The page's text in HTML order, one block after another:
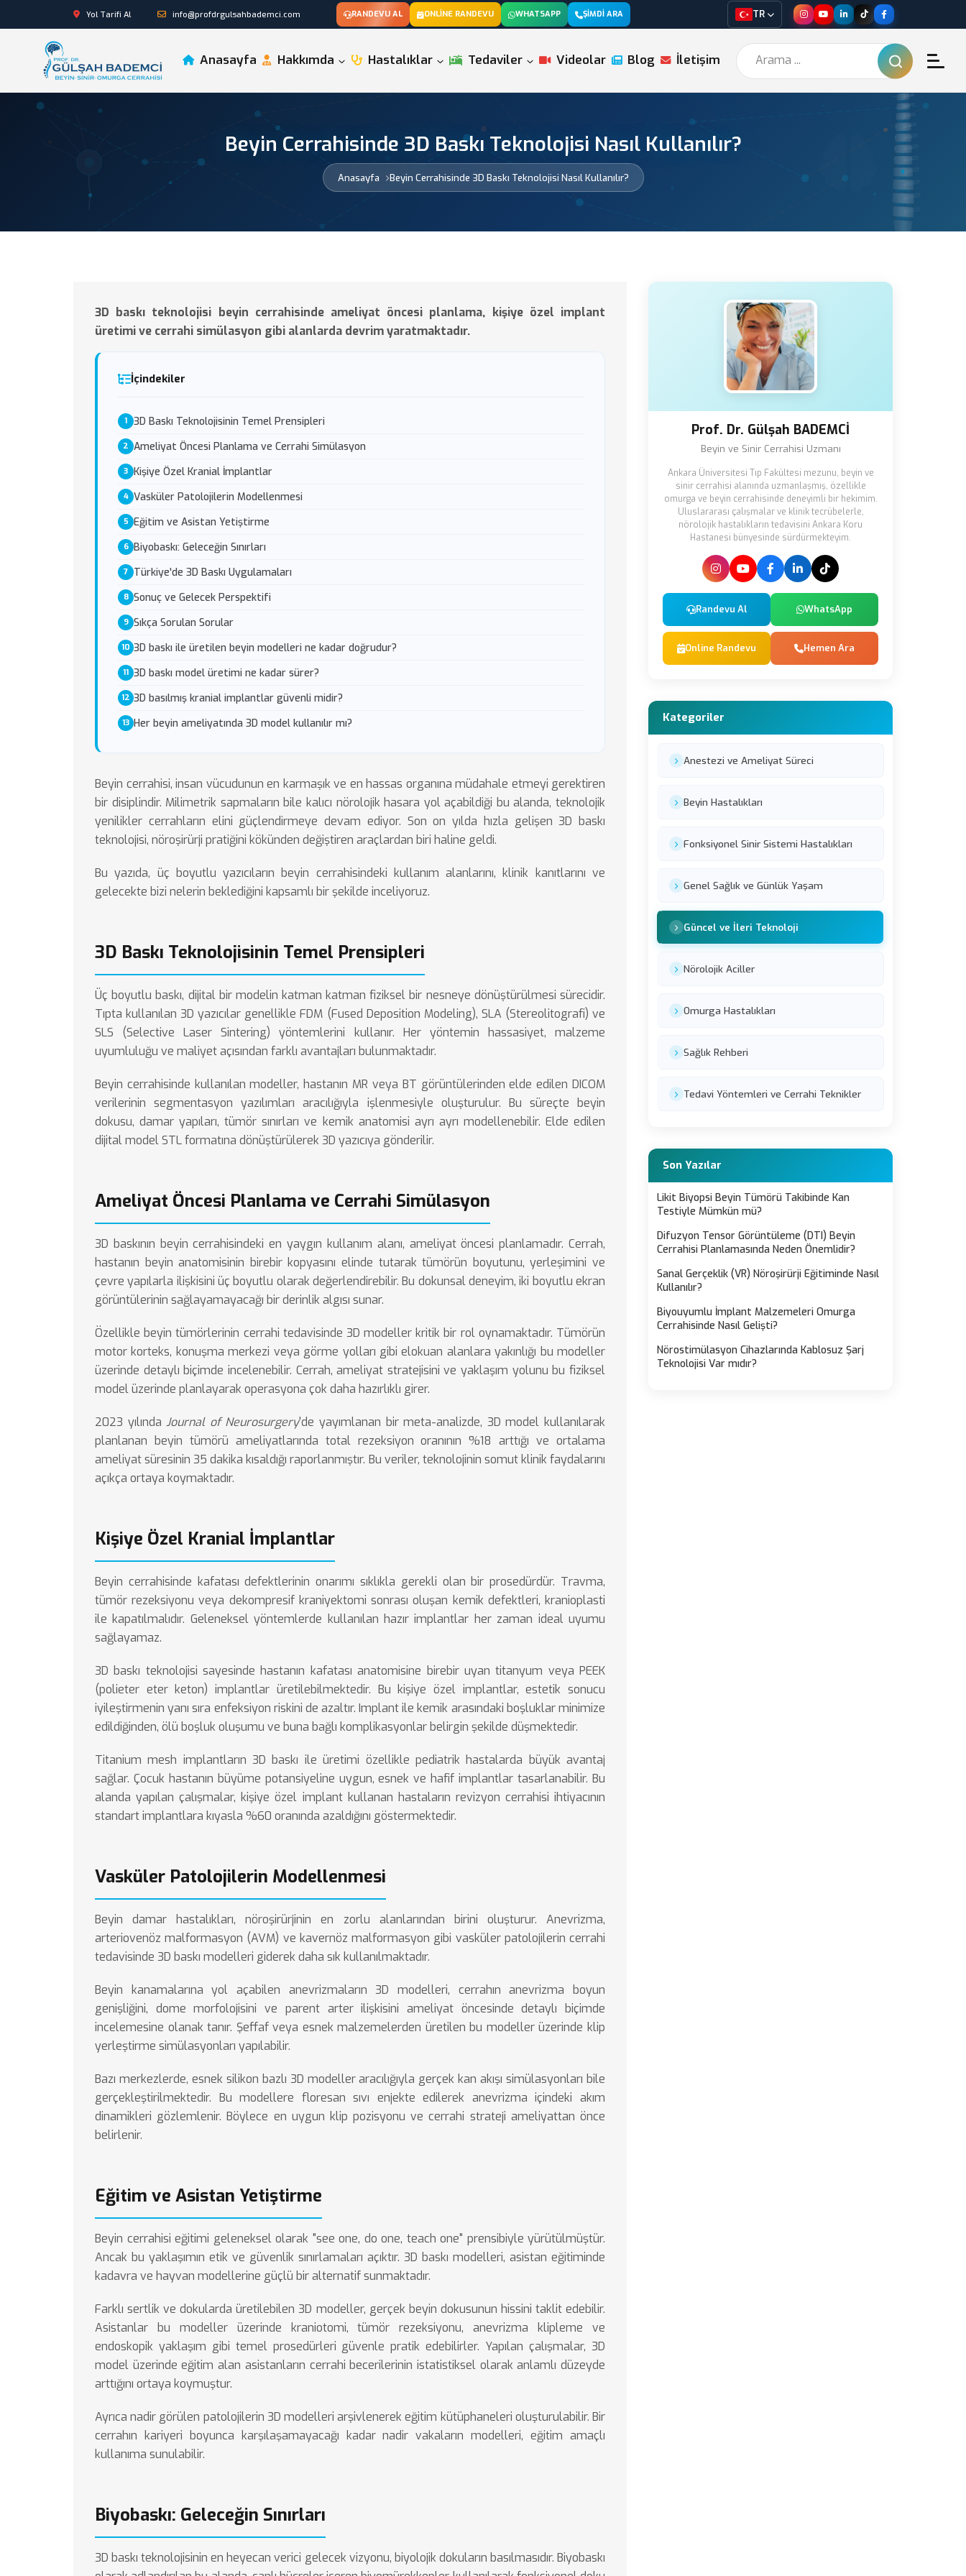
Yol Tarifi Al info@profdrgulsahbademci.com RANDEVU AL ONLINE RANDEVU WHATSAPP ŞIMDI ARA TR
Anasayfa Hakkımda Hastalıklar Tedaviler Videolar Blog İletişim
Beyin Cerrahisinde 3D Baskı Teknolojisi Nasıl Kullanılır?
Anasayfa Beyin Cerrahisinde 3D Baskı Teknolojisi Nasıl Kullanılır?
3D baskı teknolojisi beyin cerrahisinde ameliyat öncesi planlama, kişiye özel implant
üretimi ve cerrahi simülasyon gibi alanlarda devrim yaratmaktadır.
İçindekiler
3D Baskı Teknolojisinin Temel Prensipleri
Ameliyat Öncesi Planlama ve Cerrahi Simülasyon
Kişiye Özel Kranial İmplantlar
Vasküler Patolojilerin Modellenmesi
Eğitim ve Asistan Yetiştirme
Biyobaskı: Geleceğin Sınırları
Türkiye'de 3D Baskı Uygulamaları
Sonuç ve Gelecek Perspektifi
Sıkça Sorulan Sorular
3D baskı ile üretilen beyin modelleri ne kadar doğrudur?
3D baskı model üretimi ne kadar sürer?
3D basılmış kranial implantlar güvenli midir?
Her beyin ameliyatında 3D model kullanılır mı?
Beyin cerrahisi, insan vücudunun en karmaşık ve en hassas organına müdahale etmeyi gerektiren
bir disiplindir. Milimetrik sapmaların bile kalıcı nörolojik hasara yol açabildiği bu alanda, teknolojik
yenilikler cerrahların elini güçlendirmeye devam ediyor. Son on yılda hızla gelişen 3D baskı
teknolojisi, nöroşirürji pratiğini kökünden değiştiren araçlardan biri haline geldi.
Bu yazıda, üç boyutlu yazıcıların beyin cerrahisindeki kullanım alanlarını, klinik kanıtlarını ve
gelecekte bizi nelerin beklediğini kapsamlı bir şekilde inceliyoruz.
3D Baskı Teknolojisinin Temel Prensipleri
Üç boyutlu baskı, dijital bir modelin katman katman fiziksel bir nesneye dönüştürülmesi sürecidir.
Tıpta kullanılan 3D yazıcılar genellikle FDM (Fused Deposition Modeling), SLA (Stereolitografi) ve
SLS (Selective Laser Sintering) yöntemlerini kullanır. Her yöntemin hassasiyet, malzeme
uyumluluğu ve maliyet açısından farklı avantajları bulunmaktadır.
Beyin cerrahisinde kullanılan modeller, hastanın MR veya BT görüntülerinden elde edilen DICOM
verilerinin segmentasyon yazılımları aracılığıyla işlenmesiyle oluşturulur. Bu süreçte beyin
dokusu, damar yapıları, tümör sınırları ve kemik anatomisi ayrı ayrı modellenebilir. Elde edilen
dijital model STL formatına dönüştürülerek 3D yazıcıya gönderilir.
Ameliyat Öncesi Planlama ve Cerrahi Simülasyon
3D baskının beyin cerrahisindeki en yaygın kullanım alanı, ameliyat öncesi planlamadır. Cerrah,
hastanın beyin anatomisinin birebir kopyasını elinde tutarak tümörün boyutunu, yerleşimini ve
çevre yapılarla ilişkisini üç boyutlu olarak değerlendirebilir. Bu dokunsal deneyim, iki boyutlu ekran
görüntülerinin sağlayamayacağı bir derinlik algısı sunar.
Özellikle beyin tümörlerinin cerrahi tedavisinde 3D modeller kritik bir rol oynamaktadır. Tümörün
motor korteks, konuşma merkezi veya görme yolları gibi elokuan alanlara yakınlığı bu modeller
üzerinde detaylı biçimde incelenebilir. Cerrah, ameliyat stratejisini ve yaklaşım yolunu bu fiziksel
model üzerinde planlayarak operasyona çok daha hazırlıklı girer.
2023 yılındaJournal of Neurosurgery'de yayımlanan bir meta-analizde, 3D model kullanılarak
planlanan beyin tümörü ameliyatlarında total rezeksiyon oranının %18 arttığı ve ortalama
ameliyat süresinin 35 dakika kısaldığı raporlanmıştır. Bu veriler, teknolojinin somut klinik faydalarını
açıkça ortaya koymaktadır.
Kişiye Özel Kranial İmplantlar
Beyin cerrahisinde kafatası defektlerinin onarımı sıklıkla gerekli olan bir prosedürdür. Travma,
tümör rezeksiyonu veya dekompresif kraniyektomi sonrası oluşan kemik defektleri, kranioplasti
ile kapatılmalıdır. Geleneksel yöntemlerde kullanılan hazır implantlar her zaman ideal uyumu
sağlayamaz.
3D baskı teknolojisi sayesinde hastanın kafatası anatomisine birebir uyan titanyum veya PEEK
(polieter eter keton) implantlar üretilebilmektedir. Bu kişiye özel implantlar, estetik sonucu
iyileştirmenin yanı sıra enfeksiyon riskini de azaltır. Implant ile kemik arasındaki boşluklar minimize
edildiğinden, ölü boşluk oluşumu ve buna bağlı komplikasyonlar belirgin şekilde düşmektedir.
Titanium mesh implantların 3D baskı ile üretimi özellikle pediatrik hastalarda büyük avantaj
sağlar. Çocuk hastanın büyüme potansiyeline uygun, esnek ve hafif implantlar tasarlanabilir. Bu
alanda yapılan çalışmalar, kişiye özel implant kullanan hastaların revizyon cerrahisi ihtiyacının
standart implantlara kıyasla %60 oranında azaldığını göstermektedir.
Vasküler Patolojilerin Modellenmesi
Beyin damar hastalıkları, nöroşirürjinin en zorlu alanlarından birini oluşturur. Anevrizma,
arteriovenöz malformasyon (AVM) ve kavernöz malformasyon gibi vasküler patolojilerin cerrahi
tedavisinde 3D baskı modelleri giderek daha sık kullanılmaktadır.
Beyin kanamalarına yol açabilen anevrizmaların 3D modelleri, cerrahın anevrizma boyun
genişliğini, dome morfolojisini ve parent arter ilişkisini ameliyat öncesinde detaylı biçimde
incelemesine olanak tanır. Şeffaf veya esnek malzemelerden üretilen bu modeller üzerinde klip
yerleştirme simülasyonları yapılabilir.
Bazı merkezlerde, esnek silikon bazlı 3D modeller aracılığıyla gerçek kan akışı simülasyonları bile
gerçekleştirilmektedir. Bu modellere floresan sıvı enjekte edilerek anevrizma içindeki akım
dinamikleri gözlemlenir. Böylece en uygun klip pozisyonu ve cerrahi strateji ameliyattan önce
belirlenir.
Eğitim ve Asistan Yetiştirme
Beyin cerrahisi eğitimi geleneksel olarak "see one, do one, teach one" prensibiyle yürütülmüştür.
Ancak bu yaklaşımın etik ve güvenlik sınırlamaları açıktır. 3D baskı modelleri, asistan eğitiminde
kadavra ve hayvan modellerine güçlü bir alternatif sunmaktadır.
Farklı sertlik ve dokularda üretilebilen 3D modeller, gerçek beyin dokusunun hissini taklit edebilir.
Asistanlar bu modeller üzerinde kraniotomi, tümör rezeksiyonu, anevrizma klipleme ve
endoskopik yaklaşım gibi temel prosedürleri güvenle pratik edebilirler. Yapılan çalışmalar, 3D
model üzerinde eğitim alan asistanların cerrahi becerilerinin istatistiksel olarak anlamlı düzeyde
arttığını ortaya koymuştur.
Ayrıca nadir görülen patolojilerin 3D modelleri arşivlenerek eğitim kütüphaneleri oluşturulabilir. Bir
cerrahın kariyeri boyunca karşılaşamayacağı kadar nadir vakaların modelleri, eğitim amaçlı
kullanıma sunulabilir.
Biyobaskı: Geleceğin Sınırları
3D baskı teknolojisinin en heyecan verici gelecek vizyonu, biyolojik dokuların basılmasıdır. Biyobaskı
Prof. Dr. Gülşah BADEMCİ
Beyin ve Sinir Cerrahisi Uzmanı
Ankara Üniversitesi Tıp Fakültesi mezunu, beyin ve
sinir cerrahisi alanında uzmanlaşmış, özellikle
omurga ve beyin cerrahisinde deneyimli bir hekimim.
Uluslararası çalışmalar ve klinik tecrübelerle,
nörolojik hastalıkların tedavisini Ankara Koru
Hastanesi bünyesinde sürdürmekteyim.
Randevu Al WhatsApp
Online Randevu Hemen Ara
Kategoriler
Anestezi ve Ameliyat Süreci
Beyin Hastalıkları
Fonksiyonel Sinir Sistemi Hastalıkları
Genel Sağlık ve Günlük Yaşam
Güncel ve İleri Teknoloji
Nörolojik Aciller
Omurga Hastalıkları
Sağlık Rehberi
Tedavi Yöntemleri ve Cerrahi Teknikler
Son Yazılar
Likit Biyopsi Beyin Tümörü Takibinde Kan
Testiyle Mümkün mü?
Difuzyon Tensor Görüntüleme (DTI) Beyin
Cerrahisi Planlamasında Neden Önemlidir?
Sanal Gerçeklik (VR) Nöroşirürji Eğitiminde Nasıl
Kullanılır?
Biyouyumlu İmplant Malzemeleri Omurga
Cerrahisinde Nasıl Gelişti?
Nörostimülasyon Cihazlarında Kablosuz Şarj
Teknolojisi Var mıdır?